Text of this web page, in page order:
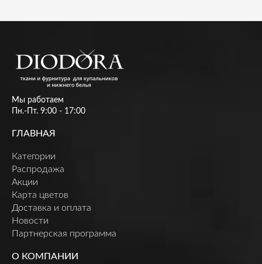
Мы работаем
Пн.-Пт. 9:00 - 17:00
ГЛАВНАЯ
Категории
Распродажа
Акции
Карта цветов
Доставка и оплата
Новости
Партнерская программа
О КОМПАНИИ